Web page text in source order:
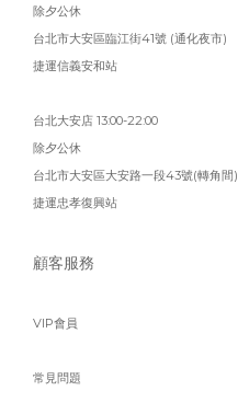
除夕公休
台北市大安區臨江街41號 (通化夜市)
捷運信義安和站
台北大安店 13:00-22:00
除夕公休
台北市大安區大安路一段43號(轉角間)
捷運忠孝復興站
顧客服務
VIP會員
常見問題